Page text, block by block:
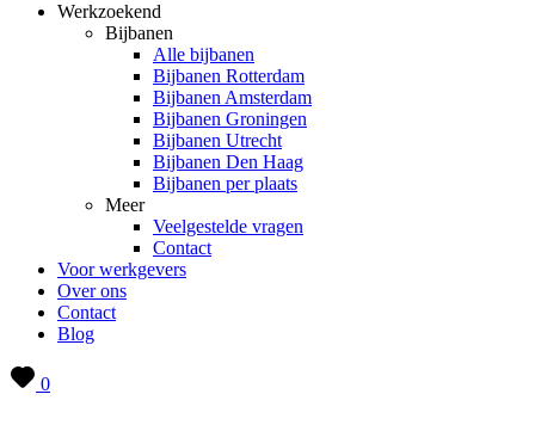
Werkzoekend
Bijbanen
Alle bijbanen
Bijbanen Rotterdam
Bijbanen Amsterdam
Bijbanen Groningen
Bijbanen Utrecht
Bijbanen Den Haag
Bijbanen per plaats
Meer
Veelgestelde vragen
Contact
Voor werkgevers
Over ons
Contact
Blog
0